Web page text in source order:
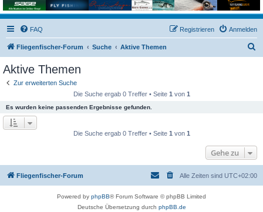
FAQ Anmelden
Registrieren
Fliegenfischer-Forum Suche Aktive Themen
Aktive Themen
Zur erweiterten Suche
Die Suche ergab 0 Treffer • Seite 1 von 1
Es wurden keine passenden Ergebnisse gefunden.
Die Suche ergab 0 Treffer • Seite 1 von 1
Gehe zu
Fliegenfischer-Forum Alle Zeiten sind UTC+02:00
Powered by phpBB® Forum Software © phpBB Limited
Deutsche Übersetzung durch phpBB.de